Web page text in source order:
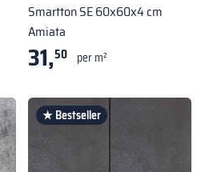
Smartton SE 60x60x4 cm
Amiata
31,50 per m²
★ Bestseller